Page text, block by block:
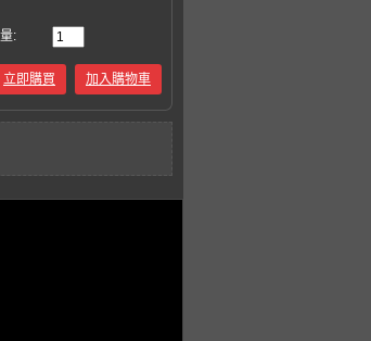
:
立即購買 加入購物車